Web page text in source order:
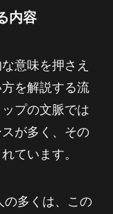
内容
意味を押さえ
を解説する流
プの文脈では
が多く、その
ています。
の多くは、この